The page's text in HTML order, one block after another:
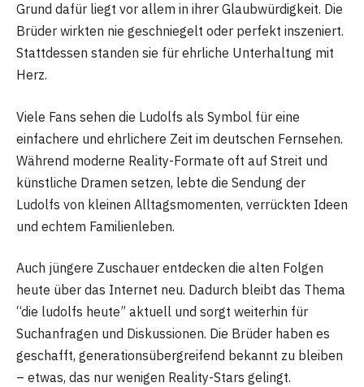
Grund dafür liegt vor allem in ihrer Glaubwürdigkeit. Die
Brüder wirkten nie geschniegelt oder perfekt inszeniert.
Stattdessen standen sie für ehrliche Unterhaltung mit
Herz.
Viele Fans sehen die Ludolfs als Symbol für eine
einfachere und ehrlichere Zeit im deutschen Fernsehen.
Während moderne Reality-Formate oft auf Streit und
künstliche Dramen setzen, lebte die Sendung der
Ludolfs von kleinen Alltagsmomenten, verrückten Ideen
und echtem Familienleben.
Auch jüngere Zuschauer entdecken die alten Folgen
heute über das Internet neu. Dadurch bleibt das Thema
“die ludolfs heute” aktuell und sorgt weiterhin für
Suchanfragen und Diskussionen. Die Brüder haben es
geschafft, generationsübergreifend bekannt zu bleiben
– etwas, das nur wenigen Reality-Stars gelingt.